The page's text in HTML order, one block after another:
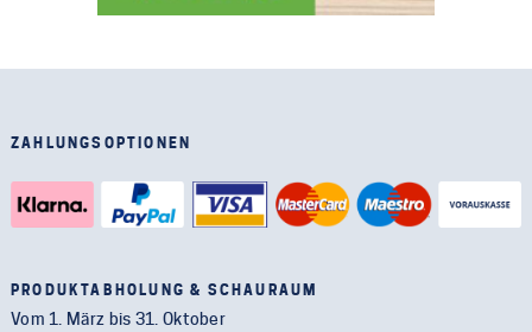
ZAHLUNGSOPTIONEN
PRODUKTABHOLUNG & SCHAURAUM
Vom 1. März bis 31. Oktober